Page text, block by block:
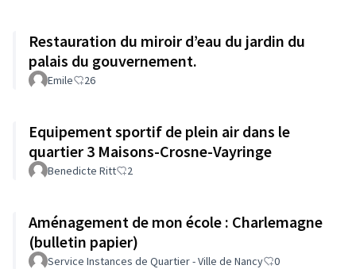
Restauration du miroir d’eau du jardin du
palais du gouvernement.
Emile 26
Equipement sportif de plein air dans le
quartier 3 Maisons-Crosne-Vayringe
Benedicte Ritt 2
Aménagement de mon école : Charlemagne
(bulletin papier)
Service Instances de Quartier - Ville de Nancy 0